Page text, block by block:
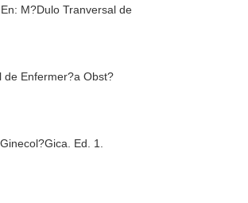
En: M?Dulo Tranversal de
de Enfermer?a Obst?
. Ed. 1.